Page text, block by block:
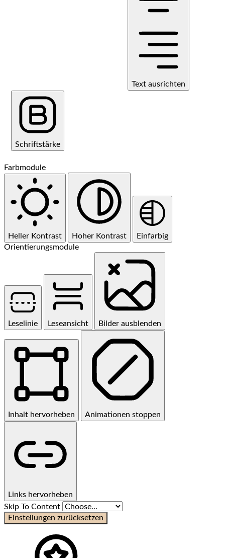
Text ausrichten
Schriftstärke
Farbmodule
Heller Kontrast Hoher Kontrast
Einfarbig
Orientierungsmodule
Leselinie Leseansicht Bilder ausblenden
Inhalt hervorheben Animationen stoppen
Links hervorheben
Skip To Content
Einstellungen zurücksetzen